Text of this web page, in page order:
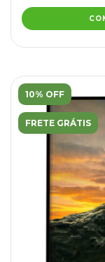
10% OFF
FRETE GRÁTIS